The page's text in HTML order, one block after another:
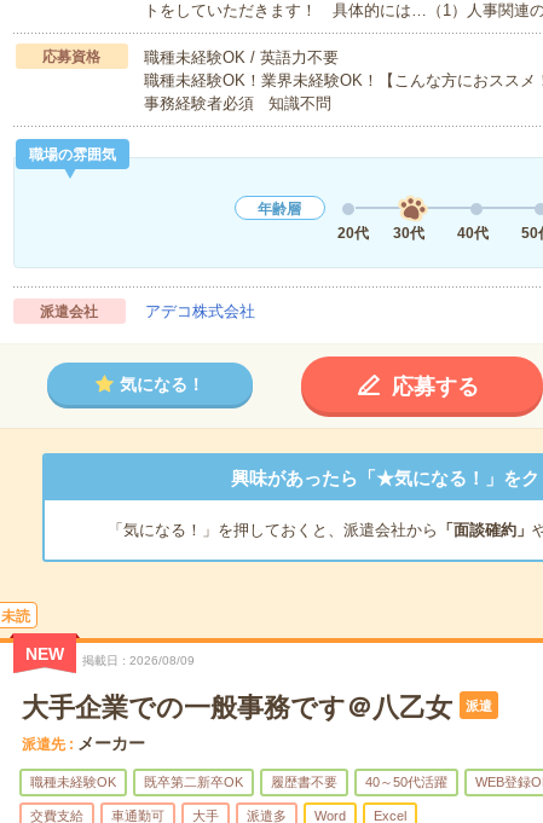
トをしていただきます！ 具体的には…（1）人事関連
応募資格
職種未経験OK / 英語力不要
職種未経験OK！業界未経験OK！【こんな方におススメ
事務経験者必須 知識不問
職場の雰囲気
年齢層
20代
30代 40代 50
派遣会社 アデコ株式会社
気になる！ 応募する
興味があったら「★気になる！」をク
「気になる！」を押しておくと、派遣会社から 「面談確約」
未読
NEW 掲載日 2026/08/09
大手企業での一般事務です＠八乙女 派遣
派遣先 メーカー
職種未経験OK 既卒第二新卒OK 履歴書不要 40～50代活躍 WEB登録
交費支給 車通勤可 大手 派遣多 Word Excel